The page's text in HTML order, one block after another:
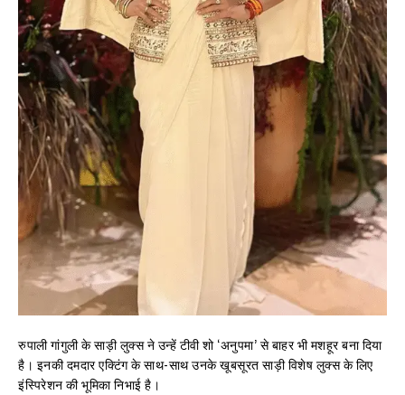
रुपाली गांगुली के साड़ी लुक्स ने उन्हें टीवी शो ‘अनुपमा’ से बाहर भी मशहूर बना दिया
है। इनकी दमदार एक्टिंग के साथ-साथ उनके खूबसूरत साड़ी विशेष लुक्स के लिए
इंस्पिरेशन की भूमिका निभाई है।